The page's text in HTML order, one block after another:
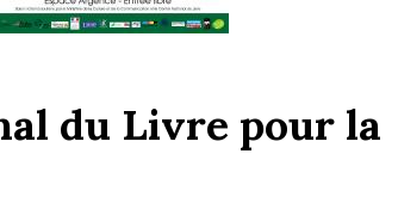
du Livre pour la